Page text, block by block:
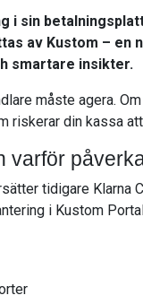
i sin
av Kustom – en
smartare insikter.
måste agera.
riskerar din kassa
varför
tidigare Klarna
i Kustom